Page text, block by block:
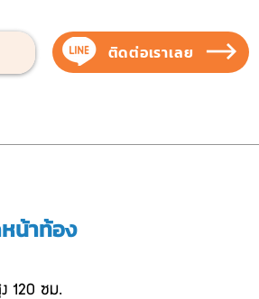
ติดต่อเราเลย
น้าท้อง
120 ซม.